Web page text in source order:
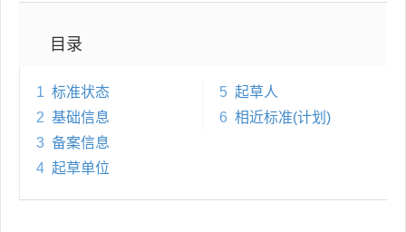
目录
1 标准状态
2 基础信息
3 备案信息
4 起草单位
5 起草人
6 相近标准(计划)